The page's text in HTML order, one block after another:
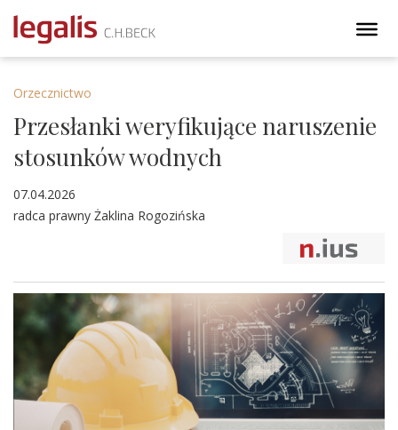
Orzecznictwo
Przesłanki weryfikujące naruszenie
stosunków wodnych
07.04.2026
radca prawny Żaklina Rogozińska